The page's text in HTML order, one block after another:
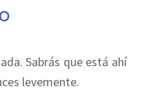
Sabrás que está ahí
levemente.